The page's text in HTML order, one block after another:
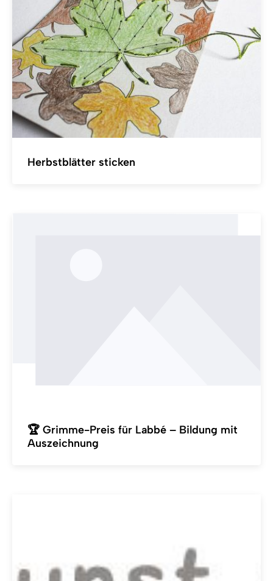
Herbstblätter sticken
🏆 Grimme-Preis für Labbé – Bildung mit
Auszeichnung